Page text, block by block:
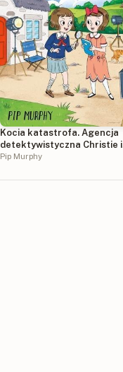
Kocia katastrofa. Agencja
detektywistyczna Christie i
Agaty. Tom 8
Pip Murphy